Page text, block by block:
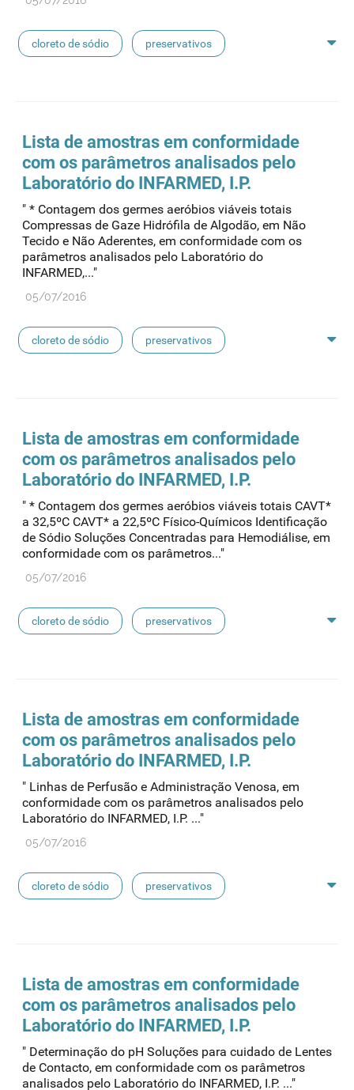
cloreto de sódio preservativos
pensos lancetas luvas cirúrgicas
concentrados de hemodiálise lavagem nasal
linhas de perfusão desinfetantes
Lista de amostras em conformidade
com os parâmetros analisados pelo
Laboratório do INFARMED, I.P.
" * Contagem dos germes aeróbios viáveis totais
Compressas de Gaze Hidrófila de Algodão, em Não
Tecido e Não Aderentes, em conformidade com os
parâmetros analisados pelo Laboratório do
INFARMED,..."
05/07/2016
cloreto de sódio preservativos
pensos lancetas luvas cirúrgicas
concentrados de hemodiálise lavagem nasal
linhas de perfusão desinfetantes
Lista de amostras em conformidade
com os parâmetros analisados pelo
Laboratório do INFARMED, I.P.
" * Contagem dos germes aeróbios viáveis totais CAVT*
a 32,5ºC CAVT* a 22,5ºC Físico-Químicos Identificação
de Sódio Soluções Concentradas para Hemodiálise, em
conformidade com os parâmetros..."
05/07/2016
cloreto de sódio preservativos
pensos lancetas luvas cirúrgicas
concentrados de hemodiálise lavagem nasal
Lista de amostras em conformidade
com os parâmetros analisados pelo
Laboratório do INFARMED, I.P.
" Linhas de Perfusão e Administração Venosa, em
conformidade com os parâmetros analisados pelo
Laboratório do INFARMED, I.P. ..."
05/07/2016
cloreto de sódio preservativos
pensos lancetas luvas cirúrgicas
concentrados de hemodiálise lavagem nasal
Lista de amostras em conformidade
com os parâmetros analisados pelo
Laboratório do INFARMED, I.P.
" Determinação do pH Soluções para cuidado de Lentes
de Contacto, em conformidade com os parâmetros
analisados pelo Laboratório do INFARMED, I.P. ..."